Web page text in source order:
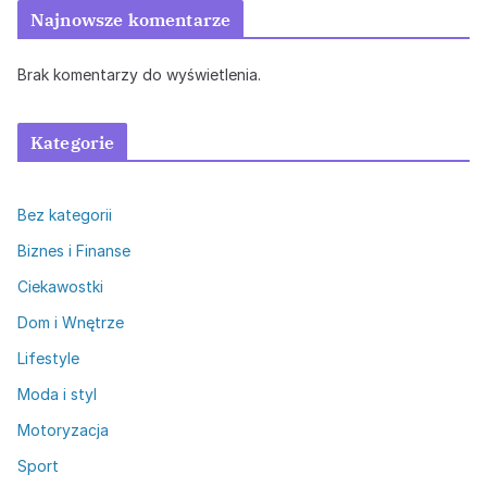
Najnowsze komentarze
Brak komentarzy do wyświetlenia.
Kategorie
Bez kategorii
Biznes i Finanse
Ciekawostki
Dom i Wnętrze
Lifestyle
Moda i styl
Motoryzacja
Sport